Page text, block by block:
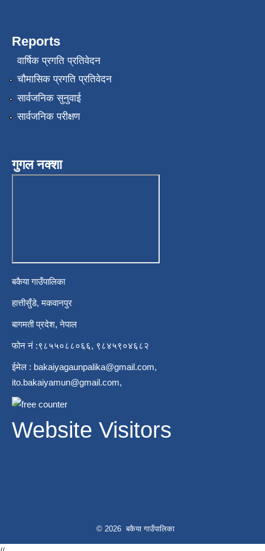
Reports
वार्षिक प्रगति प्रतिवेदन
चौमासिक प्रगति प्रतिवेदन
सार्वजनिक सुनुवाई
सार्वजनिक परीक्षण
गुगल नक्शा
बकैया गाउँपालिका
हात्तीसुँडे, मकवानपुर
बागमती प्रदेश, नेपाल
फोन नं :९८५५०८८०६६, ९८४५९०४६८२
ईमेल : bakaiyagaunpalika@gmail.com,
ito.bakaiyamun@gmail.com,
Website Visitors
© 2026 बकैया गाउँपालिका